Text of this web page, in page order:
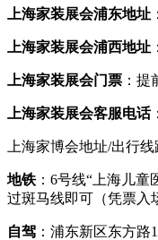
上海家装展会浦东地址
上海家装展会浦西地址
上海家装展会门票 ：
上海家装展会客服电话
上海家博会地址/出行线
地铁：6号线“上海儿童
过斑马线即可（凭票入
自驾 ：浦东新区东方路